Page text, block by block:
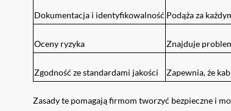
Dokumentacja i identyfikowalność Podąża za
Oceny ryzyka Znajduje
Zgodność ze standardami jakości Zapewnia, że
Zasady te pomagają firmom tworzyć bezpieczne i